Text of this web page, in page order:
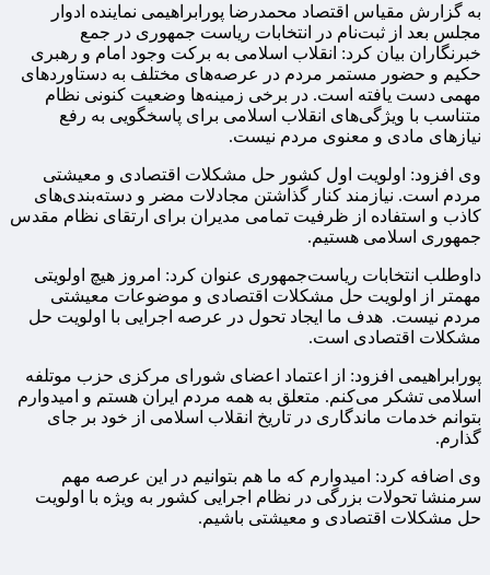
به گزارش مقیاس اقتصاد محمدرضا پورابراهیمى نماینده ادوار
مجلس بعد از ثبت‌نام در انتخابات ریاست جمهوری در جمع
خبرنگاران بیان کرد: انقلاب اسلامی به برکت وجود امام و رهبری
حکیم و حضور مستمر مردم در عرصه‌های مختلف به دستاوردهای
مهمی دست یافته است. در برخی‌ زمینه‌ها وضعیت کنونی نظام
متناسب با ویژگی‌های انقلاب اسلامی برای پاسخگویی به رفع
نیازهای مادی و معنوی مردم نیست.
وی افزود: اولویت اول کشور حل مشکلات اقتصادی و معیشتی
مردم است. نیازمند کنار گذاشتن مجادلات مضر و دسته‌بندی‌های
کاذب و استفاده از ظرفیت تمامی مدیران برای ارتقای نظام مقدس
جمهوری اسلامی هستیم.
داوطلب انتخابات ریاست‌جمهوری عنوان کرد: امروز هیچ اولویتی
مهمتر از اولویت حل مشکلات اقتصادی و موضوعات معیشتی
مردم نیست. هدف ما ایجاد تحول در عرصه اجرایی با اولویت حل
مشکلات اقتصادی است.
پورابراهیمی افزود: از اعتماد اعضای شورای مرکزی حزب موتلفه
اسلامی تشکر می‌کنم. متعلق به همه مردم ایران هستم و امیدوارم
بتوانم خدمات ماندگاری در تاریخ انقلاب اسلامی از خود بر جای
گذارم.
وی اضافه کرد: امیدوارم که ما هم بتوانیم در این عرصه مهم
سرمنشا تحولات بزرگی در نظام اجرایی کشور به ویژه با اولویت
حل مشکلات اقتصادی و معیشتی باشیم.